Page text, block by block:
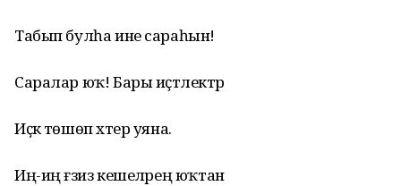
Табып булһа ине сараһын!
Саралар юҡ! Бары иҫтәлектәр
Иҫкә төшөп хәтер уяна.
Иң-иң ғәзиз кешеләрең юҡтан